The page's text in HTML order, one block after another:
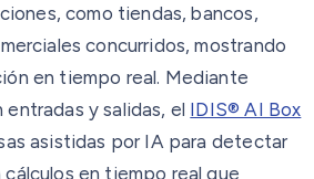
como tiendas, bancos,
concurridos, mostrando
en tiempo real. Mediante
entradas y salidas, el IDIS® AI Box
asistidas por IA para detectar
en tiempo real que